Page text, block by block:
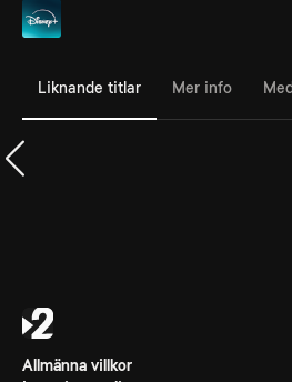
Liknande titlar Mer info
Allmänna villkor